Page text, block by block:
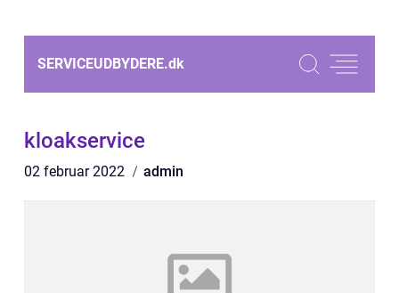
SERVICEUDBYDERE.dk
kloakservice
02 februar 2022 admin